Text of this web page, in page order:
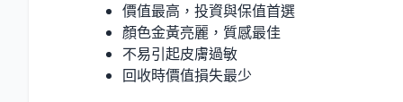
價值最高，投資與保值首選
顏色金黃亮麗，質感最佳
不易引起皮膚過敏
回收時價值損失最少